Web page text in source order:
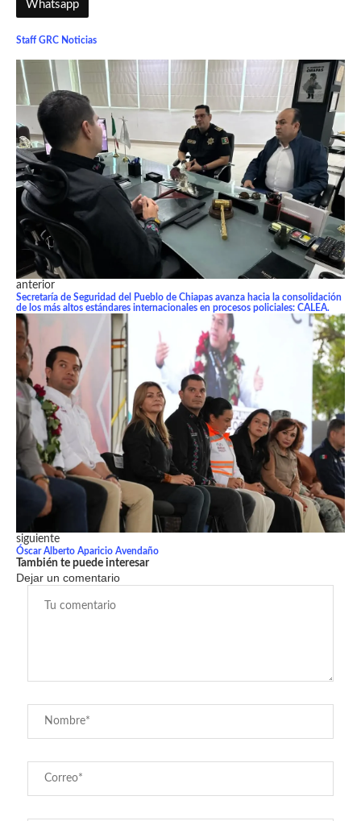
Whatsapp
Staff GRC Noticias
anterior
Secretaría de Seguridad del Pueblo de Chiapas avanza hacia la consolidación
de los más altos estándares internacionales en procesos policiales: CALEA.
siguiente
Óscar Alberto Aparicio Avendaño
También te puede interesar
Dejar un comentario